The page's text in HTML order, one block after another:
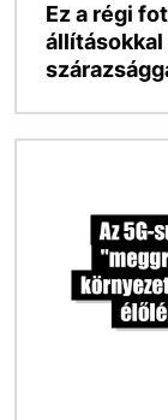
Ez a régi
állításokkal